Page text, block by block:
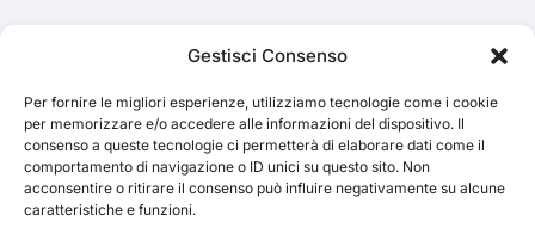
Gestisci Consenso
Per fornire le migliori esperienze, utilizziamo tecnologie come i cookie
per memorizzare e/o accedere alle informazioni del dispositivo. Il
consenso a queste tecnologie ci permetterà di elaborare dati come il
comportamento di navigazione o ID unici su questo sito. Non
acconsentire o ritirare il consenso può influire negativamente su alcune
caratteristiche e funzioni.
Cerca